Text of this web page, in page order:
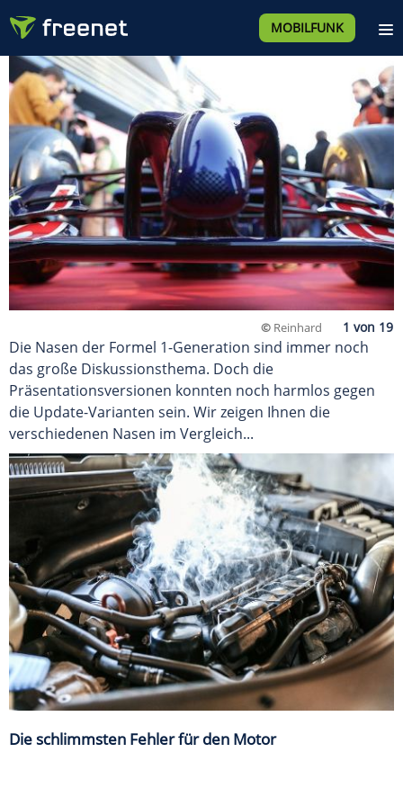
MOBILFUNK
© Reinhard
Die Nasen der Formel 1-Generation sind immer noch
das große Diskussionsthema. Doch die
Präsentationsversionen konnten noch harmlos gegen
die Update-Varianten sein. Wir zeigen Ihnen die
verschiedenen Nasen im Vergleich...
Die schlimmsten Fehler für den Motor